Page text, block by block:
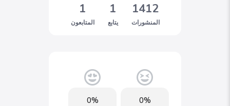
1412
المنشورات
1
يتابع
1
المتابعون
0%
0%